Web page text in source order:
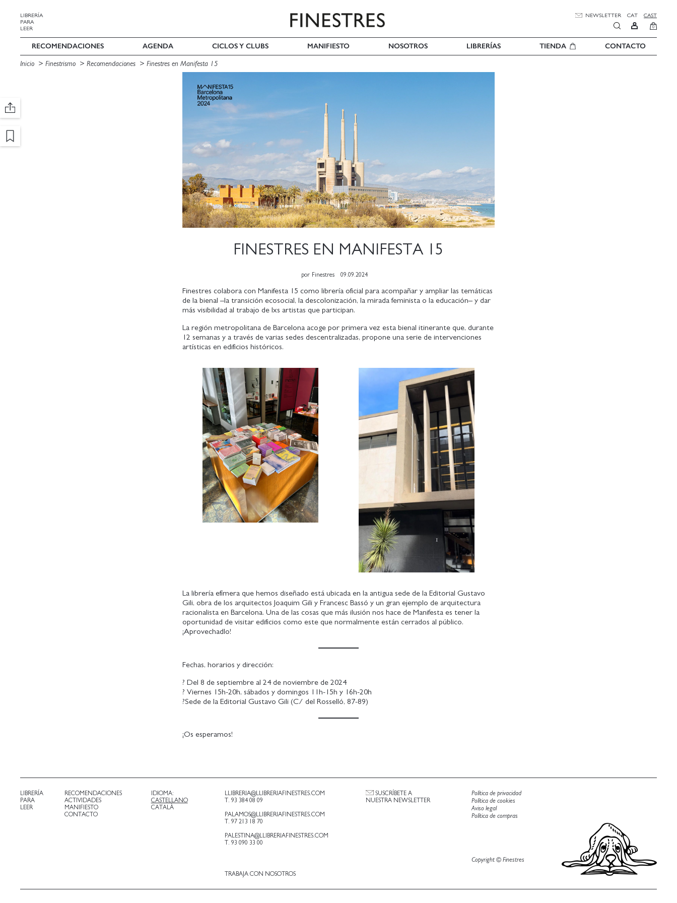
LIBRERÍA
PARA
LEER
NEWSLETTER CAT CAST
0
RECOMENDACIONES AGENDA CICLOS Y CLUBS MANIFIESTO NOSOTROS LIBRERÍAS TIENDA CONTACTO
Inicio Finestrismo Recomendaciones Finestres en Manifesta 15
FINESTRES EN MANIFESTA 15
por Finestres 09.09.2024
Finestres colabora con Manifesta 15 como librería oficial para acompañar y ampliar las temáticas
de la bienal –la transición ecosocial, la descolonización, la mirada feminista o la educación– y dar
más visibilidad al trabajo de lxs artistas que participan.
La región metropolitana de Barcelona acoge por primera vez esta bienal itinerante que, durante
12 semanas y a través de varias sedes descentralizadas, propone una serie de intervenciones
artísticas en edificios históricos.
La librería efímera que hemos diseñado está ubicada en la antigua sede de la Editorial Gustavo
Gili, obra de los arquitectos Joaquim Gili y Francesc Bassó y un gran ejemplo de arquitectura
racionalista en Barcelona. Una de las cosas que más ilusión nos hace de Manifesta es tener la
oportunidad de visitar edificios como este que normalmente están cerrados al público.
¡Aprovechadlo!
Fechas, horarios y dirección:
? Del 8 de septiembre al 24 de noviembre de 2024
? Viernes 15h-20h, sábados y domingos 11h-15h y 16h-20h
?Sede de la Editorial Gustavo Gili (C/ del Rosselló, 87-89)
¡Os esperamos!
LIBRERÍA
PARA
LEER
RECOMENDACIONES
ACTIVIDADES
MANIFIESTO
CONTACTO
IDIOMA:
CASTELLANO
CATALÀ
LLIBRERIA@LLIBRERIAFINESTRES.COM
T. 93 384 08 09
PALAMOS@LLIBRERIAFINESTRES.COM
T. 97 213 18 70
PALESTINA@LLIBRERIAFINESTRES.COM
T. 93 090 33 00
TRABAJA CON NOSOTROS
SUSCRÍBETE A
NUESTRA NEWSLETTER
Política de privacidad
Política de cookies
Aviso legal
Política de compras
Copyright © Finestres